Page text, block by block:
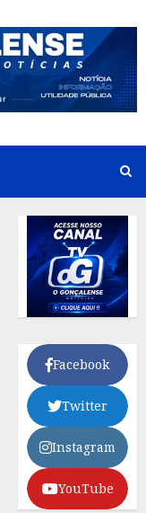
Facebook
Twitter
Instagram
YouTube